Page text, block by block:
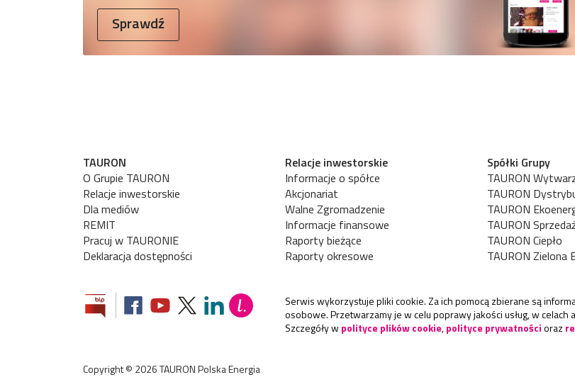
Sprawdź
TAURON
O Grupie TAURON
Relacje inwestorskie
Dla mediów
REMIT
Pracuj w TAURONIE
Deklaracja dostępności
Relacje inwestorskie
Informacje o spółce
Akcjonariat
Walne Zgromadzenie
Informacje finansowe
Raporty bieżące
Raporty okresowe
Spółki Grupy
TAURON
TAURON
TAURON
TAURON
TAURON Ciepło
TAURON Zielona
Serwis wykorzystuje pliki cookie. Za ich pomocą zbierane są
osobowe. Przetwarzamy je w celu poprawy jakości usług, w celach
Szczegóły wpolityce plików cookie,polityce prywatnościoraz
Copyright © 2026TAURON Polska Energia